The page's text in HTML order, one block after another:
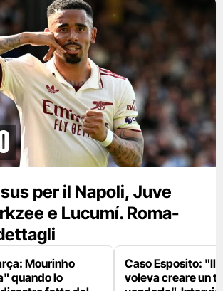
per il Napoli, Juve
e Lucumí. Roma-
Mourinho
quando lo
Caso Esposito: "Il
voleva creare un